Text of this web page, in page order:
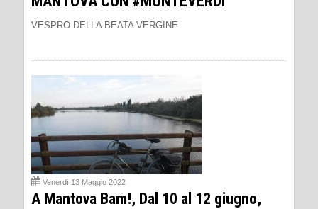
VESPRO DELLA BEATA VERGINE
Venerdì 13 Maggio 2022
A Mantova Bam!, Dal 10 al 12 giugno,